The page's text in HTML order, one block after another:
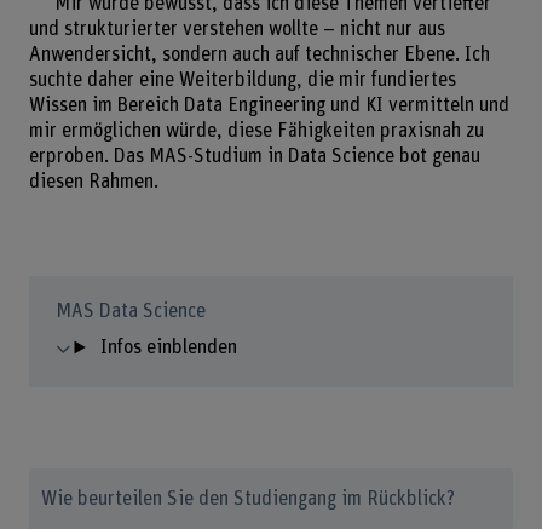
und strukturierter verstehen wollte – nicht nur aus
Anwendersicht, sondern auch auf technischer Ebene. Ich
suchte daher eine Weiterbildung, die mir fundiertes
Wissen im Bereich Data Engineering und KI vermitteln und
mir ermöglichen würde, diese Fähigkeiten praxisnah zu
erproben. Das MAS-Studium in Data Science bot genau
diesen Rahmen.
MAS Data Science
Infos einblenden
Wie beurteilen Sie den Studiengang im Rückblick?